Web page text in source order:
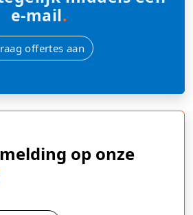
e-mail.
offertes aan
op onze